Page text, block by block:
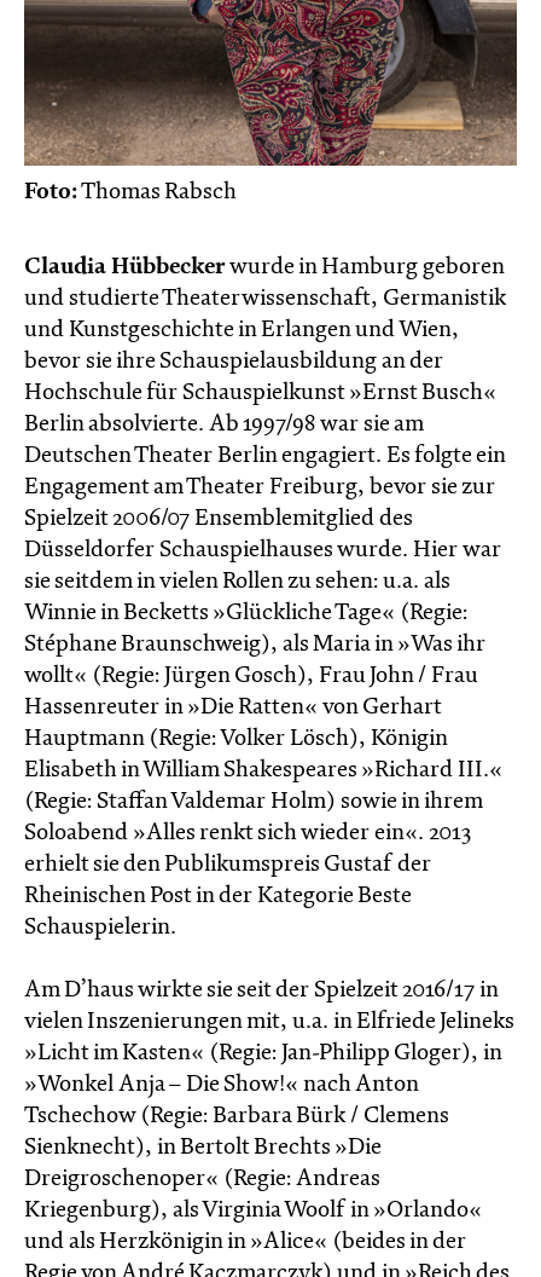
Foto:Thomas Rabsch
Claudia Hübbeckerwurde in Hamburg geboren
und studierte Theaterwissenschaft, Germanistik
und Kunstgeschichte in Erlangen und Wien,
bevor sie ihre Schauspielausbildung an der
Hochschule für Schauspielkunst »Ernst Busch«
Berlin absolvierte. Ab 1997/98 war sie am
Deutschen Theater Berlin engagiert. Es folgte ein
Engagement am Theater Freiburg, bevor sie zur
Spielzeit 2006/07 Ensemblemitglied des
Düsseldorfer Schauspielhauses wurde. Hier war
sie seitdem in vielen Rollen zu sehen: u.a. als
Winnie in Becketts »Glückliche Tage« (Regie:
Stéphane Braunschweig), als Maria in »Was ihr
wollt« (Regie: Jürgen Gosch), Frau John / Frau
Hassenreuter in »Die Ratten« von Gerhart
Hauptmann (Regie: Volker Lösch), Königin
Elisabeth in William Shakespeares »Richard III.«
(Regie: Staffan Valdemar Holm) sowie in ihrem
Soloabend »Alles renkt sich wieder ein«. 2013
erhielt sie den Publikumspreis Gustaf der
Rheinischen Post in der Kategorie Beste
Schauspielerin.
Am D’haus wirkte sie seit der Spielzeit 2016/17 in
vielen Inszenierungen mit, u.a. in Elfriede Jelineks
»Licht im Kasten« (Regie: Jan-Philipp Gloger), in
»Wonkel Anja – Die Show!« nach Anton
Tschechow (Regie: Barbara Bürk / Clemens
Sienknecht), in Bertolt Brechts »Die
Dreigroschenoper« (Regie: Andreas
Kriegenburg), als Virginia Woolf in »Orlando«
und als Herzkönigin in »Alice« (beides in der